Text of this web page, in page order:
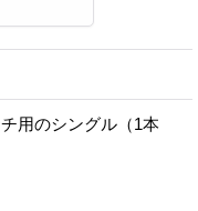
用のシングル（1本